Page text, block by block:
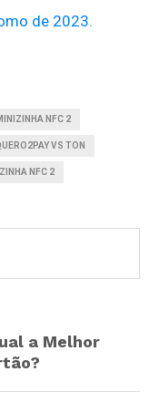
de 2023.
NFC 2
VS TON
NFC 2
a Melhor